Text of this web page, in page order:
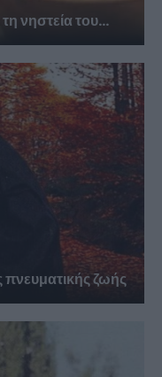
νηστεία του...
πνευματικής ζωής